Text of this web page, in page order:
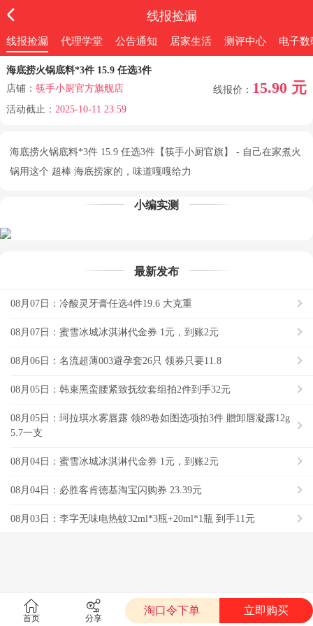
线报捡漏
线报捡漏 代理学堂 公告通知 居家生活 测评中心 电子数
海底捞火锅底料*3件 15.9 任选3件
店铺： 筷手小厨官方旗舰店 线报价： 15.90 元
活动截止： 2025-10-11 23:59
海底捞火锅底料*3件 15.9 任选3件【筷手小厨官旗】 - 自己在家煮火
锅用这个 超棒 海底捞家的，味道嘎嘎给力
小编实测
最新发布
08月07日：冷酸灵牙膏任选4件19.6 大克重
08月07日：蜜雪冰城冰淇淋代金券 1元，到账2元
08月06日：名流超薄003避孕套26只 领券只要11.8
08月05日：韩束黑蛮腰紧致抚纹套组拍2件到手32元
08月05日：珂拉琪水雾唇露 领89卷如图选项拍3件 贈卸唇凝露12g
5.7一支
08月04日：蜜雪冰城冰淇淋代金券 1元，到账2元
08月04日：必胜客肯德基淘宝闪购券 23.39元
08月03日：李字无味电热蚊32ml*3瓶+20ml*1瓶 到手11元
首页 分享
淘口令下单 立即购买